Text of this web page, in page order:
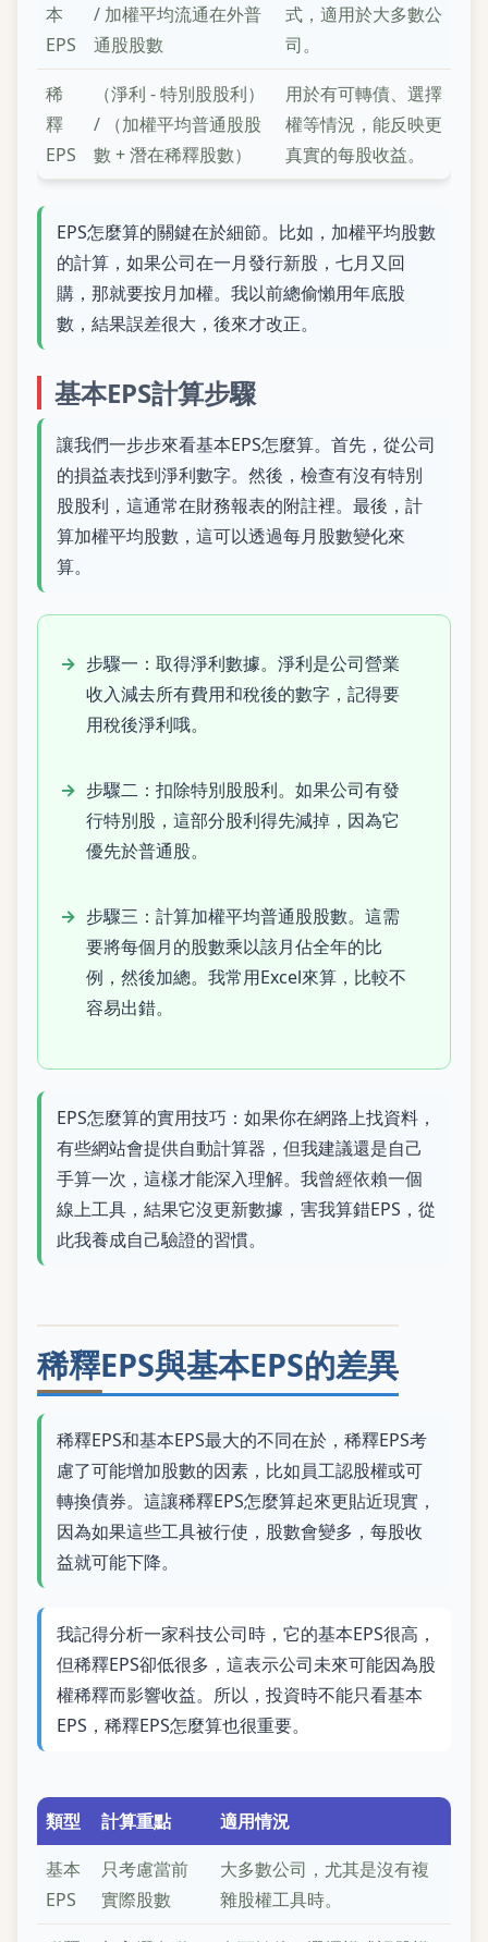
本
EPS
/ 加權平均流通在外普
通股股數
式，適用於大多數公
司。
稀
釋
EPS
（淨利 - 特別股股利）
/ （加權平均普通股股
數 + 潛在稀釋股數）
用於有可轉債、選擇
權等情況，能反映更
真實的每股收益。
EPS怎麼算的關鍵在於細節。比如，加權平均股數
的計算，如果公司在一月發行新股，七月又回
購，那就要按月加權。我以前總偷懶用年底股
數，結果誤差很大，後來才改正。
基本EPS計算步驟
讓我們一步步來看基本EPS怎麼算。首先，從公司
的損益表找到淨利數字。然後，檢查有沒有特別
股股利，這通常在財務報表的附註裡。最後，計
算加權平均股數，這可以透過每月股數變化來
算。
步驟一：取得淨利數據。淨利是公司營業
收入減去所有費用和稅後的數字，記得要
用稅後淨利哦。
步驟二：扣除特別股股利。如果公司有發
行特別股，這部分股利得先減掉，因為它
優先於普通股。
步驟三：計算加權平均普通股股數。這需
要將每個月的股數乘以該月佔全年的比
例，然後加總。我常用Excel來算，比較不
容易出錯。
EPS怎麼算的實用技巧：如果你在網路上找資料，
有些網站會提供自動計算器，但我建議還是自己
手算一次，這樣才能深入理解。我曾經依賴一個
線上工具，結果它沒更新數據，害我算錯EPS，從
此我養成自己驗證的習慣。
稀釋EPS與基本EPS的差異
稀釋EPS和基本EPS最大的不同在於，稀釋EPS考
慮了可能增加股數的因素，比如員工認股權或可
轉換債券。這讓稀釋EPS怎麼算起來更貼近現實，
因為如果這些工具被行使，股數會變多，每股收
益就可能下降。
我記得分析一家科技公司時，它的基本EPS很高，
但稀釋EPS卻低很多，這表示公司未來可能因為股
權稀釋而影響收益。所以，投資時不能只看基本
EPS，稀釋EPS怎麼算也很重要。
類型 計算重點
適用情況
基本
EPS
只考慮當前
實際股數
大多數公司，尤其是沒有複
雜股權工具時。